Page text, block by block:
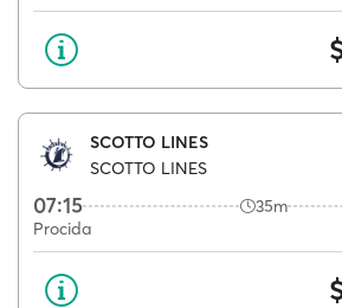
SCOTTO LINES
SCOTTO LINES
07:15 35m
Procida